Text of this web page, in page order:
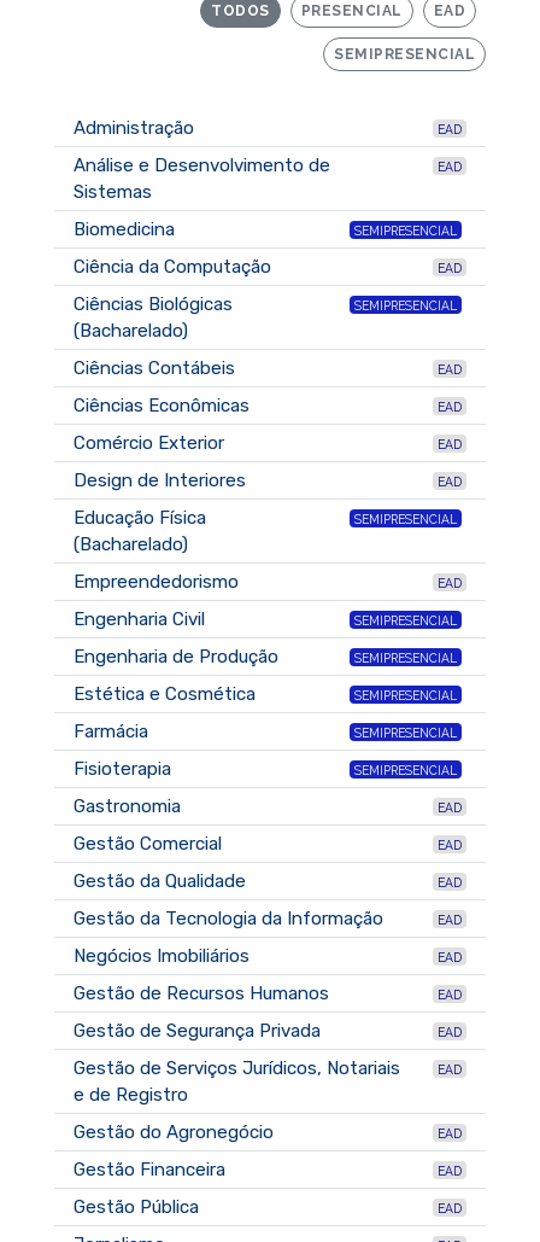
TODOS PRESENCIAL EAD
SEMIPRESENCIAL
Administração EAD
Análise e Desenvolvimento de
Sistemas
EAD
Biomedicina SEMIPRESENCIAL
Ciência da Computação EAD
Ciências Biológicas
(Bacharelado)
SEMIPRESENCIAL
Ciências Contábeis EAD
Ciências Econômicas EAD
Comércio Exterior EAD
Design de Interiores EAD
Educação Física
(Bacharelado)
SEMIPRESENCIAL
Empreendedorismo EAD
Engenharia Civil SEMIPRESENCIAL
Engenharia de Produção SEMIPRESENCIAL
Estética e Cosmética SEMIPRESENCIAL
Farmácia SEMIPRESENCIAL
Fisioterapia SEMIPRESENCIAL
Gastronomia EAD
Gestão Comercial EAD
Gestão da Qualidade EAD
Gestão da Tecnologia da Informação EAD
Negócios Imobiliários EAD
Gestão de Recursos Humanos EAD
Gestão de Segurança Privada EAD
Gestão de Serviços Jurídicos, Notariais
e de Registro
EAD
Gestão do Agronegócio EAD
Gestão Financeira EAD
Gestão Pública EAD